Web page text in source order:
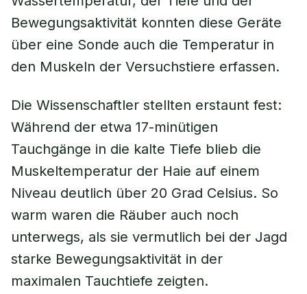
Bewegungsaktivität konnten diese Geräte
über eine Sonde auch die Temperatur in
den Muskeln der Versuchstiere erfassen.
Die Wissenschaftler stellten erstaunt fest:
Während der etwa 17-minütigen
Tauchgänge in die kalte Tiefe blieb die
Muskeltemperatur der Haie auf einem
Niveau deutlich über 20 Grad Celsius. So
warm waren die Räuber auch noch
unterwegs, als sie vermutlich bei der Jagd
starke Bewegungsaktivität in der
maximalen Tauchtiefe zeigten.